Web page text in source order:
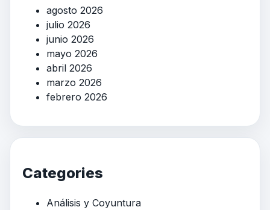
agosto 2026
julio 2026
junio 2026
mayo 2026
abril 2026
marzo 2026
febrero 2026
Categories
Análisis y Coyuntura